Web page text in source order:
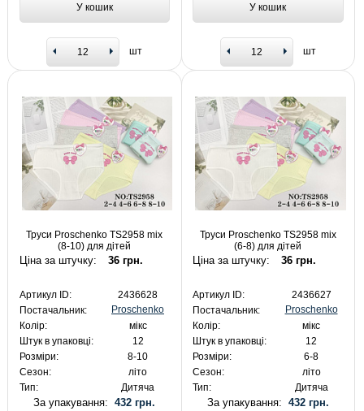
У кошик
шт
У кошик
шт
Труси Proschenko TS2958 mix
(8-10) для дітей
Ціна за штучку: 36 грн.
Артикул ID:
2436628
Постачальник:
Proschenko
Колір:
мікс
Штук в упаковці:
12
Розміри:
8-10
Сезон:
літо
Тип:
Дитяча
За упакування:432 грн.
Труси Proschenko TS2958 mix
(6-8) для дітей
Ціна за штучку: 36 грн.
Артикул ID:
2436627
Постачальник:
Proschenko
Колір:
мікс
Штук в упаковці:
12
Розміри:
6-8
Сезон:
літо
Тип:
Дитяча
За упакування: 432 грн.